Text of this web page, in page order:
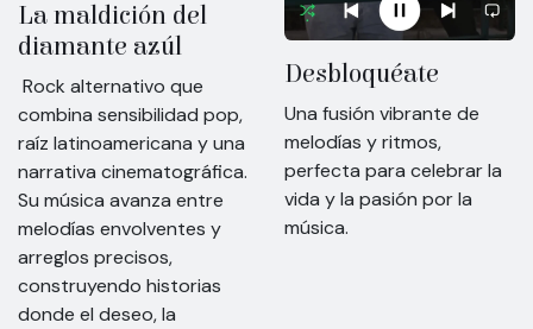
La maldición del
diamante azúl
Rock alternativo que
combina sensibilidad pop,
raíz latinoamericana y una
narrativa cinematográfica.
Su música avanza entre
melodías envolventes y
arreglos precisos,
construyendo historias
donde el deseo, la
Desbloquéate
Una fusión vibrante de
melodías y ritmos,
perfecta para celebrar la
vida y la pasión por la
música.